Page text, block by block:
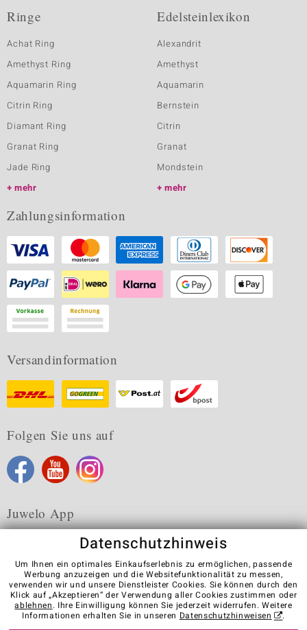
Ringe
Achat Ring
Amethyst Ring
Aquamarin Ring
Citrin Ring
Diamant Ring
Granat Ring
Jade Ring
mehr
Edelsteinlexikon
Alexandrit
Amethyst
Aquamarin
Bernstein
Citrin
Granat
Mondstein
mehr
Zahlungsinformation
Versandinformation
Folgen Sie uns auf
Juwelo App
Karriere AGB Datenschutz Cookies
Impressum
Kontakt
Vertrag widerrufen
Visit our stores in other countries:
Datenschutzhinweis
Um Ihnen ein optimales Einkaufserlebnis zu ermöglichen, passende
Werbung anzuzeigen und die Websitefunktionalität zu messen,
verwenden wir und unsere Dienstleister Cookies. Sie können durch den
Klick auf „Akzeptieren“ der Verwendung aller Cookies zustimmen oder
ablehnen. Ihre Einwilligung können Sie jederzeit widerrufen. Weitere
Informationen erhalten Sie in unseren Datenschutzhinweisen .